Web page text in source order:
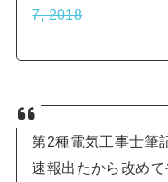
7, 2018
第2種電気工事士筆
速報出たから改め